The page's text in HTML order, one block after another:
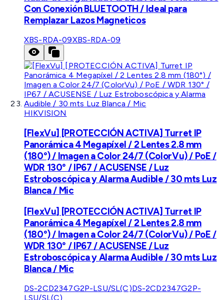
Con Conexión BLUETOOTH / Ideal para
Remplazar Lazos Magneticos
XBS-RDA-09XBS-RDA-09
HIKVISION
[FlexVu] [PROTECCIÓN ACTIVA] Turret IP
Panorámica 4 Megapíxel / 2 Lentes 2.8 mm
(180°) / Imagen a Color 24/7 (ColorVu) / PoE /
WDR 130° / IP67 / ACUSENSE / Luz
Estroboscópica y Alarma Audible / 30 mts Luz
Blanca / Mic
[FlexVu] [PROTECCIÓN ACTIVA] Turret IP
Panorámica 4 Megapíxel / 2 Lentes 2.8 mm
(180°) / Imagen a Color 24/7 (ColorVu) / PoE /
WDR 130° / IP67 / ACUSENSE / Luz
Estroboscópica y Alarma Audible / 30 mts Luz
Blanca / Mic
DS-2CD2347G2P-LSU/SL(C)DS-2CD2347G2P-
LSU/SL(C)